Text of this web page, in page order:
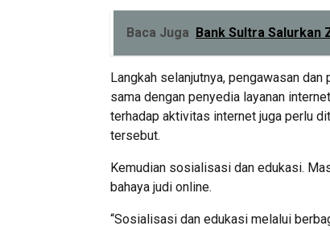
Baca Juga Bank Sultra Salurkan
Langkah selanjutnya, pengawasan
sama dengan penyedia layanan
terhadap aktivitas internet juga perlu
tersebut.
Kemudian sosialisasi dan edukasi.
bahaya judi online.
“Sosialisasi dan edukasi melalui